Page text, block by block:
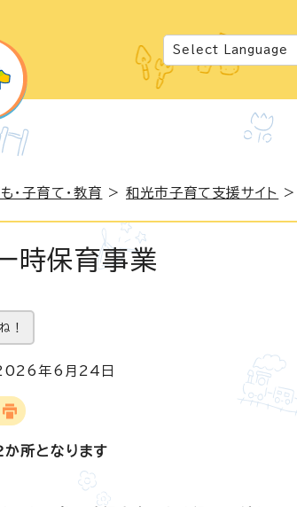
・子育て・教育 >和光市子育て支援サイト >
時保育事業
！
年6月24日
か所となります